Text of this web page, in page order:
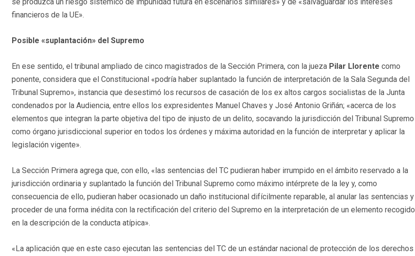
se produzca un riesgo sistémico de impunidad futura en escenarios similares» y de «salvaguardar los intereses
financieros de la UE».
Posible «suplantación» del Supremo
En ese sentido, el tribunal ampliado de cinco magistrados de la Sección Primera, con la jueza Pilar Llorente como
ponente, considera que el Constitucional «podría haber suplantado la función de interpretación de la Sala Segunda del
Tribunal Supremo», instancia que desestimó los recursos de casación de los ex altos cargos socialistas de la Junta
condenados por la Audiencia, entre ellos los expresidentes Manuel Chaves y José Antonio Griñán; «acerca de los
elementos que integran la parte objetiva del tipo de injusto de un delito, socavando la jurisdicción del Tribunal Supremo
como órgano jurisdiccional superior en todos los órdenes y máxima autoridad en la función de interpretar y aplicar la
legislación vigente».
La Sección Primera agrega que, con ello, «las sentencias del TC pudieran haber irrumpido en el ámbito reservado a la
jurisdicción ordinaria y suplantado la función del Tribunal Supremo como máximo intérprete de la ley y, como
consecuencia de ello, pudieran haber ocasionado un daño institucional difícilmente reparable, al anular las sentencias y
proceder de una forma inédita con la rectificación del criterio del Supremo en la interpretación de un elemento recogido
en la descripción de la conducta atípica».
«La aplicación que en este caso ejecutan las sentencias del TC de un estándar nacional de protección de los derechos